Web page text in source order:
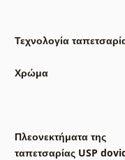
Τεχνολογία
Χρώμα
Πλεονεκτήματα της
ταπετσαρίας USP